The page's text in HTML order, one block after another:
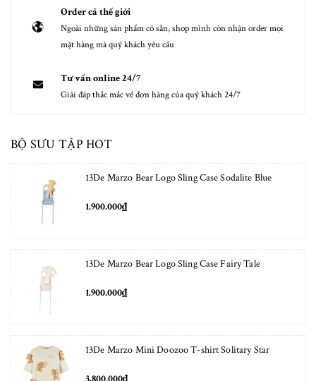
Order cả thế giới
Ngoài những sản phẩm có sẵn, shop mình còn nhận order mọi
mặt hàng mà quý khách yêu cầu
Tư vấn online 24/7
Giải đáp thắc mắc về đơn hàng của quý khách 24/7
BỘ SƯU TẬP HOT
13De Marzo Bear Logo Sling Case Sodalite Blue
1.900.000₫
13De Marzo Bear Logo Sling Case Fairy Tale
1.900.000₫
13De Marzo Mini Doozoo T-shirt Solitary Star